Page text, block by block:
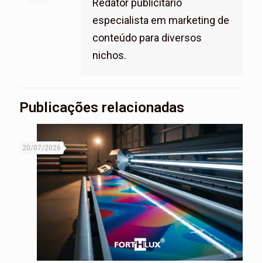
especialista em marketing de
conteúdo para diversos
nichos.
Publicações relacionadas
20/07/2026